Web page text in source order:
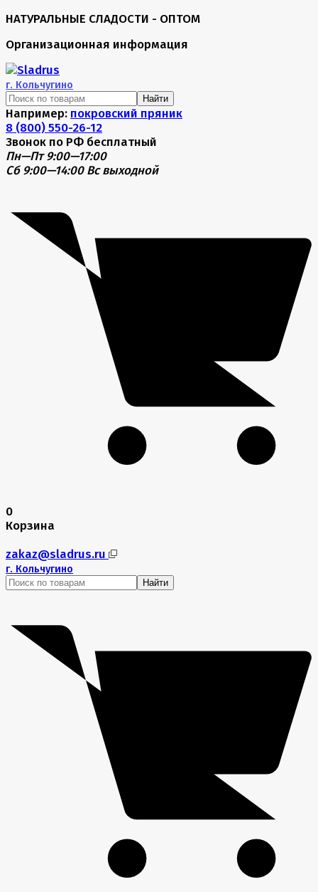
НАТУРАЛЬНЫЕ СЛАДОСТИ - ОПТОМ
Организационная информация
г. Кольчугино
Найти
Например: покровский пряник
8 (800) 550-26-12
Звонок по РФ бесплатный
Пн—Пт 9:00—17:00
Сб 9:00—14:00 Вс выходной
0
Корзина
zakaz@sladrus.ru
г. Кольчугино
Найти